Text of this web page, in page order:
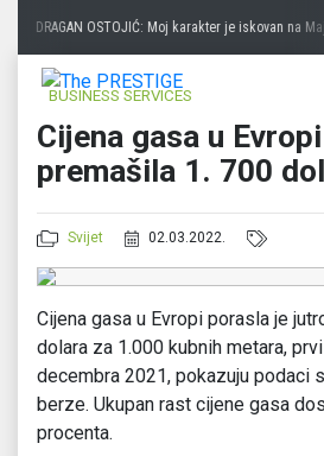
DRAGAN OSTOJIĆ: Moj karakter je iskovan na
BUSINESS SERVICES
Cijena gasa u
premašila 1. 700
Svijet 02.03.2022.
Cijena gasa u Evropi porasla je
dolara za 1.000 kubnih metara,
decembra 2021, pokazuju podaci
berze. Ukupan rast cijene gasa
procenta.